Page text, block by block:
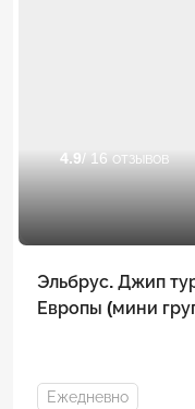
4.9/ 16 отзывов
Эльбрус. Джип
Европы (мини
Ежедневно